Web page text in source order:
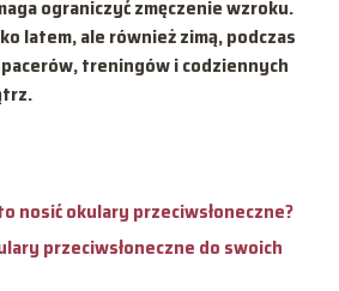
ograniczyć zmęczenie wzroku.
latem, ale również zimą, podczas
treningów i codziennych
nosić okulary przeciwsłoneczne?
przeciwsłoneczne do swoich